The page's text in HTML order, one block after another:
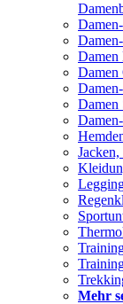
Damen
Damen
Damen
Mehr